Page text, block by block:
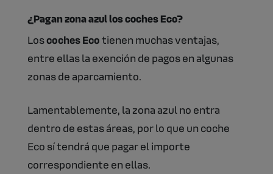
¿Pagan zona azul los coches Eco?
Loscoches Ecotienen muchas ventajas,
entre ellas la exención de pagos en algunas
zonas de aparcamiento.
Lamentablemente, la zona azul no entra
dentro de estas áreas, por lo que un coche
Eco sí tendrá que pagar el importe
correspondiente en ellas.